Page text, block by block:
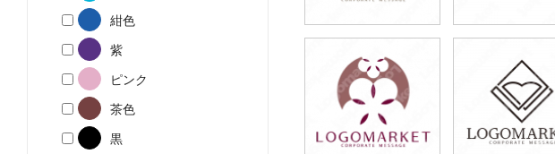
紺色
紫
ピンク
茶色
黒
39,800円
(税込43,780円)
49,800円
(税込54,780円)